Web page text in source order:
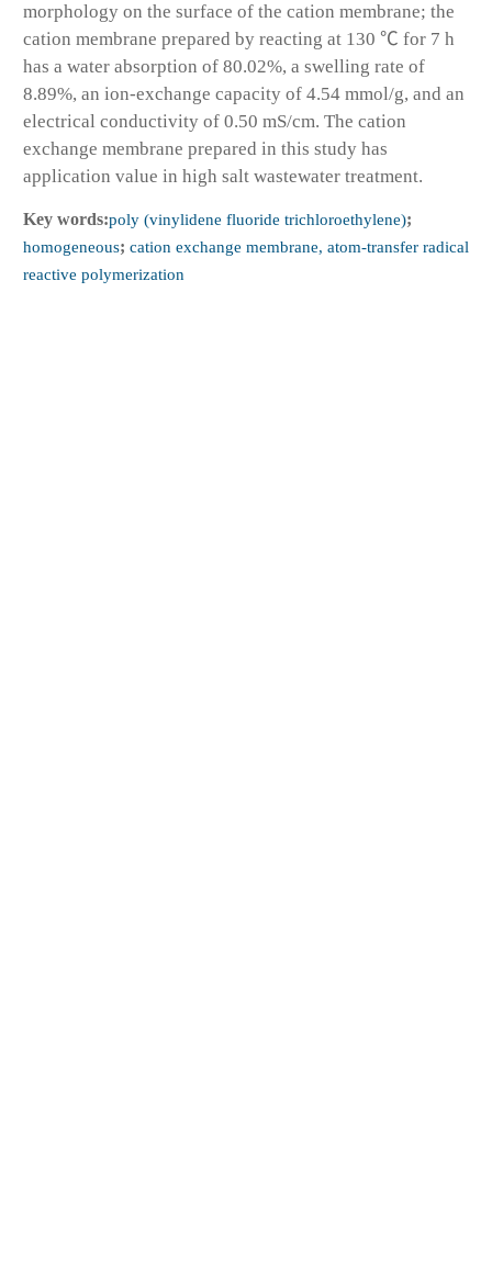
morphology on the surface of the cation membrane; the
cation membrane prepared by reacting at 130 ℃ for 7 h
has a water absorption of 80.02%, a swelling rate of
8.89%, an ion-exchange capacity of 4.54 mmol/g, and an
electrical conductivity of 0.50 mS/cm. The cation
exchange membrane prepared in this study has
application value in high salt wastewater treatment.
Key words:poly (vinylidene fluoride trichloroethylene);
homogeneous; cation exchange membrane, atom-transfer radical
reactive polymerization